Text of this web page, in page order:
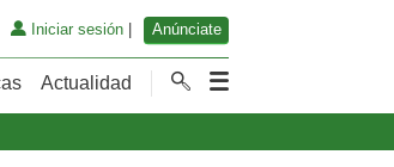
Iniciar sesión| Anúnciate
Actualidad